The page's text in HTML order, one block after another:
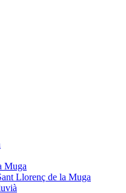
Muga
Llorenç de la Muga